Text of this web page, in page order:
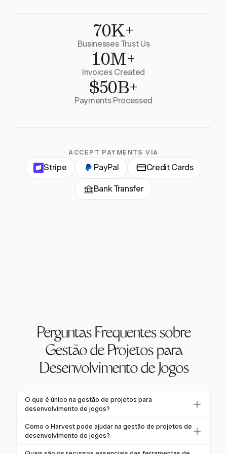
70K+
Businesses Trust Us
10M+
Invoices Created
$50B+
Payments Processed
ACCEPT PAYMENTS VIA
Stripe PayPal Credit Cards
Bank Transfer
Perguntas Frequentes sobre
Gestão de Projetos para
Desenvolvimento de Jogos
O que é único na gestão de projetos para
desenvolvimento de jogos?
A gestão de projetos para desenvolvimento de jogos
envolve gerenciar tarefas complexas e
Como o Harvest pode ajudar na gestão de projetos de
desenvolvimento de jogos?
O Harvest se destaca na gestão de projetos de